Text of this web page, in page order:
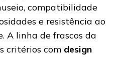
compatibilidade
e resistência ao
A linha de frascos da
critérios com design